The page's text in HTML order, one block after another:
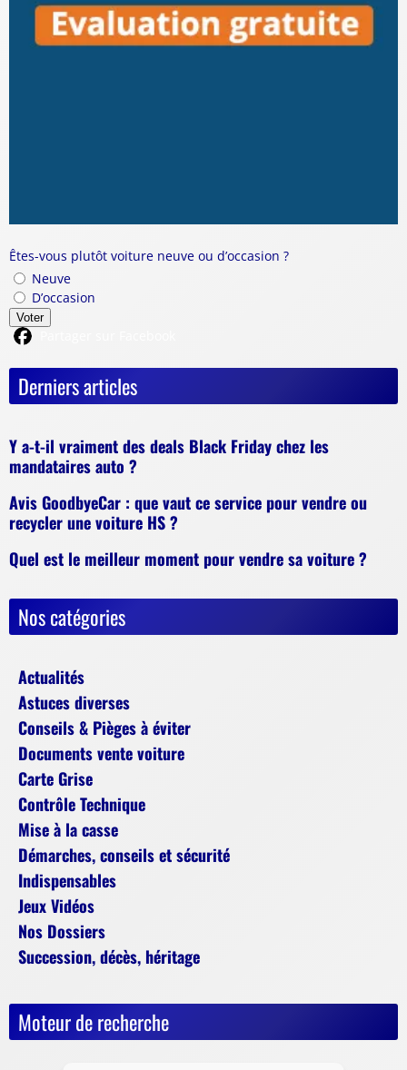
Êtes-vous plutôt voiture neuve ou d’occasion ?
Neuve
D’occasion
Voter
Derniers articles
Y a-t-il vraiment des deals Black Friday chez les
mandataires auto ?
Avis GoodbyeCar : que vaut ce service pour vendre ou
recycler une voiture HS ?
Quel est le meilleur moment pour vendre sa voiture ?
Nos catégories
Actualités
Astuces diverses
Conseils & Pièges à éviter
Documents vente voiture
Carte Grise
Contrôle Technique
Mise à la casse
Démarches, conseils et sécurité
Indispensables
Jeux Vidéos
Nos Dossiers
Succession, décès, héritage
Moteur de recherche